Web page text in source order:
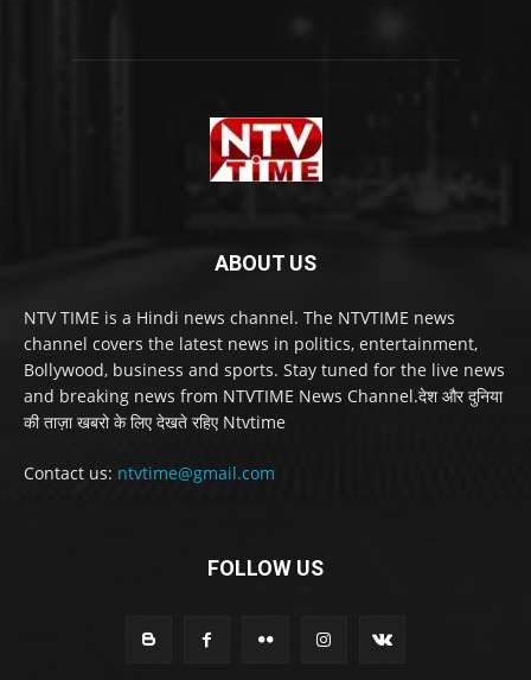
ABOUT US
NTV TIME is a Hindi news channel. The NTVTIME news
channel covers the latest news in politics, entertainment,
Bollywood, business and sports. Stay tuned for the live news
and breaking news from NTVTIME News Channel.देश और दुनिया
की ताज़ा खबरो के लिए देखते रहिए Ntvtime
Contact us: ntvtime@gmail.com
FOLLOW US